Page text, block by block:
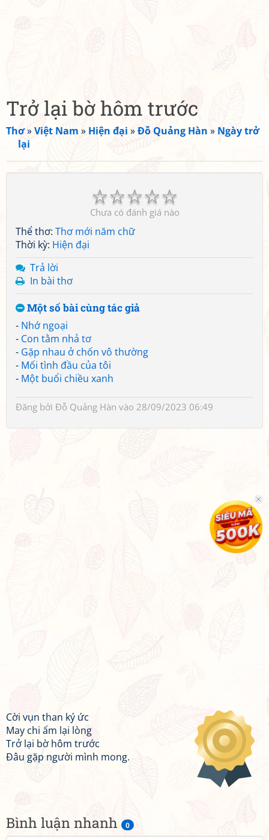
Bình luận nhanh 0
Trở lại bờ hôm trước
Thơ»Việt Nam » Hiện đại »Đỗ Quảng Hàn » Ngày trở
lại
☆
☆
☆
☆
☆
Chưa có đánh giá nào
Thể thơ: Thơ mới năm chữ
Thời kỳ: Hiện đại
Trả lời
In bài thơ
Một số bài cùng tác giả
- Nhớ ngoại
- Con tằm nhả tơ
- Gặp nhau ở chốn vô thường
- Mối tình đầu của tôi
- Một buổi chiều xanh
Đăng bởi Đỗ Quảng Hàn vào 28/09/2023 06:49
Cời vụn than ký ức
May chi ấm lại lòng
Trở lại bờ hôm trước
Đâu gặp người mình mong.